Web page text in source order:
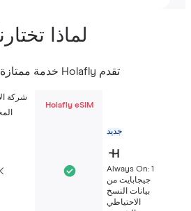
لماذا تختارنا؟
Holafly eSIM
شركة الاتصالات
Always On: 1
جيجابايت من
بيانات النسخ
الاحتياطي